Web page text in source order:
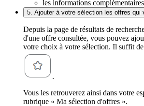
les informations
5. Ajouter à votre sélection les offres qui
Depuis la page de résultats de
d'une offre consultée, vous pouvez
votre choix à votre sélection. Il suffit
.
Vous les retrouverez ainsi dans votre
rubrique « Ma sélection d'offres ».